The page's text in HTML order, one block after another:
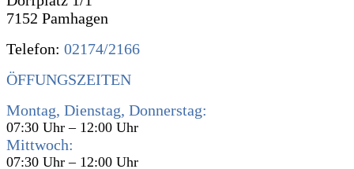
7152 Pamhagen
Telefon: 02174/2166
ÖFFUNGSZEITEN
Montag, Dienstag, Donnerstag:
07:30 Uhr – 12:00 Uhr
Mittwoch:
07:30 Uhr – 12:00 Uhr